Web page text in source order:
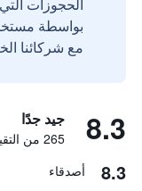
مع شركائنا
8.3 جيد جدًا
265 من التقييمات تم التحقق منها
8.3 أصدقاء